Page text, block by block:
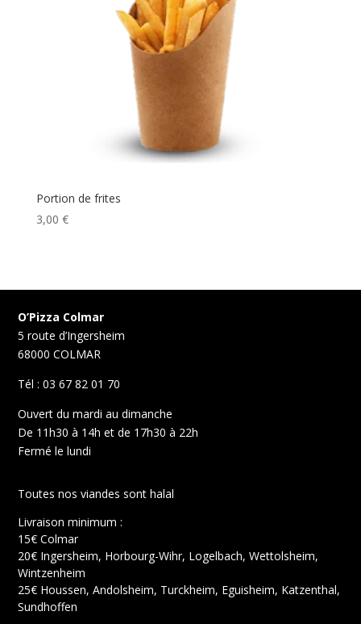
Portion de frites
3,00 €
O’Pizza Colmar
5 route d’Ingersheim
68000 COLMAR
Tél : 03 67 82 01 70
Ouvert du mardi au dimanche
De 11h30 à 14h et de 17h30 à 22h
Fermé le lundi
Toutes nos viandes sont halal
Livraison minimum :
15€ Colmar
20€ Ingersheim, Horbourg-Wihr, Logelbach, Wettolsheim,
Wintzenheim
25€ Houssen, Andolsheim, Turckheim, Eguisheim, Katzenthal,
Sundhoffen